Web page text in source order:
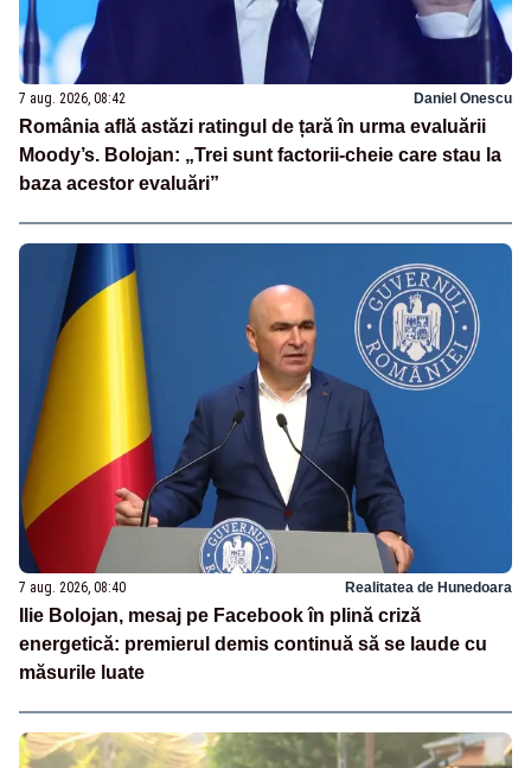
7 aug. 2026, 08:42 Daniel Onescu
România află astăzi ratingul de țară în urma evaluării
Moody’s. Bolojan: „Trei sunt factorii-cheie care stau la
baza acestor evaluări”
7 aug. 2026, 08:40 Realitatea de Hunedoara
Ilie Bolojan, mesaj pe Facebook în plină criză
energetică: premierul demis continuă să se laude cu
măsurile luate